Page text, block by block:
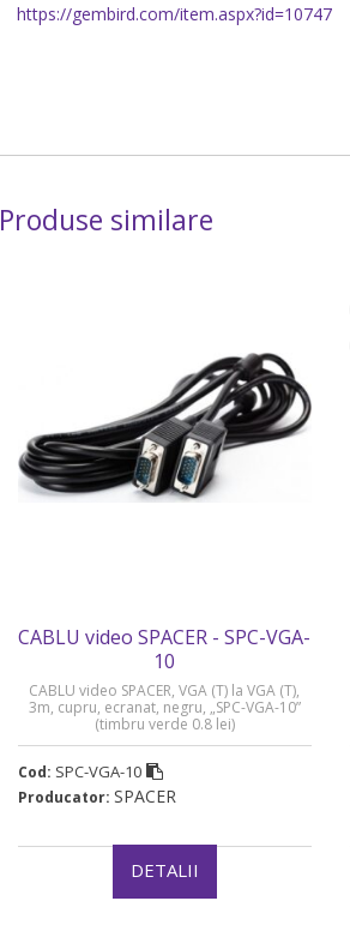
https://gembird.com/item.aspx?id=10747
Produse similare
CABLU video SPACER - SPC-VGA-
10
CABLU video SPACER, VGA (T) la VGA (T),
3m, cupru, ecranat, negru, „SPC-VGA-10”
(timbru verde 0.8 lei)
Cod: SPC-VGA-10
Producator: SPACER
DETALII